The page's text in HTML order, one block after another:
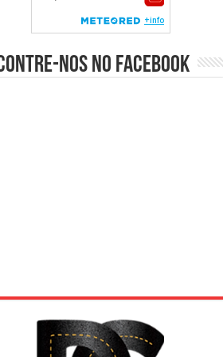
nos no Facebook